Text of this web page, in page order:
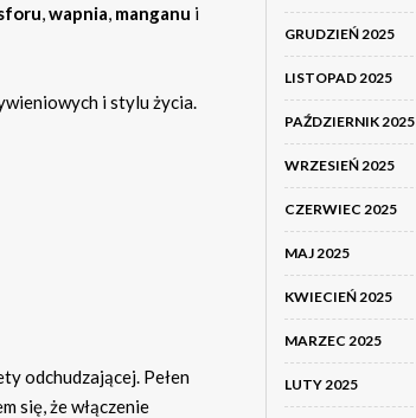
,wapnia, manganu i
i stylu życia.
odchudzającej. Pełen
się, że włączenie
GRUDZIEŃ 2025
LISTOPAD 2025
PAŹDZIERNIK 2025
WRZESIEŃ 2025
CZERWIEC 2025
MAJ 2025
KWIECIEŃ 2025
MARZEC 2025
LUTY 2025